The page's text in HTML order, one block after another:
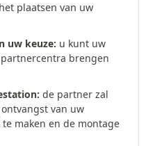
plaatsen van uw
uw keuze: u kunt uw
brengen
de partner zal
van uw
maken en de montage